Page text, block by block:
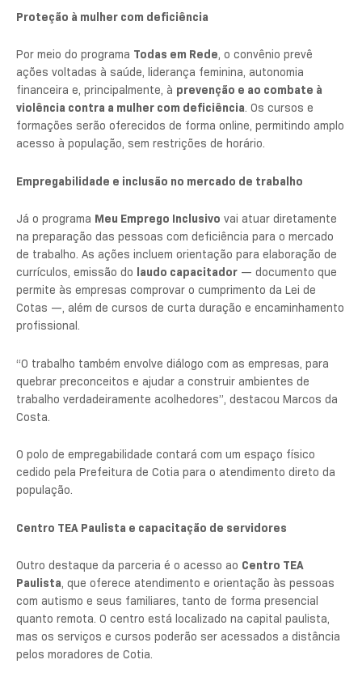
Proteção à mulher com deficiência
Por meio do programa Todas em Rede, o convênio prevê
ações voltadas à saúde, liderança feminina, autonomia
financeira e, principalmente, à prevenção e ao combate à
violência contra a mulher com deficiência. Os cursos e
formações serão oferecidos de forma online, permitindo amplo
acesso à população, sem restrições de horário.
Empregabilidade e inclusão no mercado de trabalho
Já o programa Meu Emprego Inclusivo vai atuar diretamente
na preparação das pessoas com deficiência para o mercado
de trabalho. As ações incluem orientação para elaboração de
currículos, emissão do laudo capacitador — documento que
permite às empresas comprovar o cumprimento da Lei de
Cotas —, além de cursos de curta duração e encaminhamento
profissional.
“O trabalho também envolve diálogo com as empresas, para
quebrar preconceitos e ajudar a construir ambientes de
trabalho verdadeiramente acolhedores”, destacou Marcos da
Costa.
O polo de empregabilidade contará com um espaço físico
cedido pela Prefeitura de Cotia para o atendimento direto da
população.
Centro TEA Paulista e capacitação de servidores
Outro destaque da parceria é o acesso ao Centro TEA
Paulista, que oferece atendimento e orientação às pessoas
com autismo e seus familiares, tanto de forma presencial
quanto remota. O centro está localizado na capital paulista,
mas os serviços e cursos poderão ser acessados a distância
pelos moradores de Cotia.